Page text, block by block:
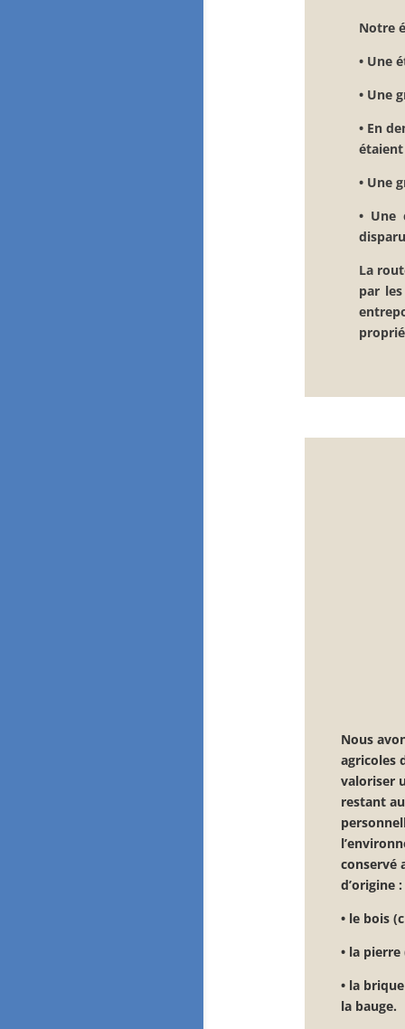
Notre
• Une
• Une
• En
• Une
• Une
La
par
Nous
agricoles
valoriser
restant
conservé
d’origine :
• le bois
• la pierre
• la
la bauge.